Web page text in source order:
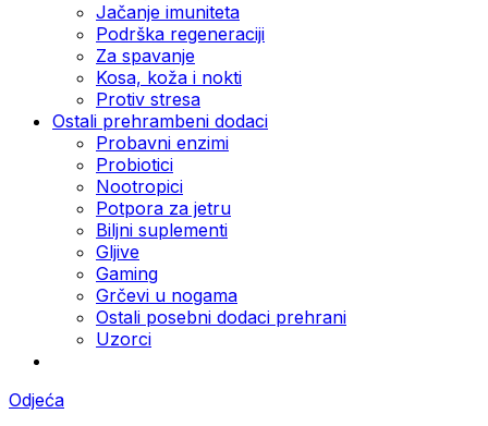
Jačanje imuniteta
Podrška regeneraciji
Za spavanje
Kosa, koža i nokti
Protiv stresa
Ostali prehrambeni dodaci
Probavni enzimi
Probiotici
Nootropici
Potpora za jetru
Biljni suplementi
Gljive
Gaming
Grčevi u nogama
Ostali posebni dodaci prehrani
Uzorci
Odjeća